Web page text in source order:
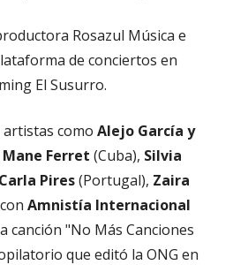
Rosazul Música e
de conciertos en
El Susurro.
como Alejo García y
Mane Ferret (Cuba), Silvia
Carla Pires(Portugal), Zaira
Amnistía Internacional
canción "No Más Canciones
que editó la ONG en